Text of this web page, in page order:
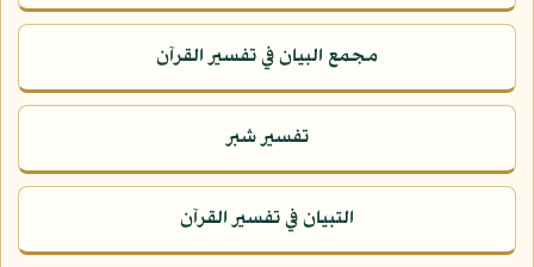
مجمع البيان في تفسير القرآن
تفسير شبر
التبيان في تفسير القرآن